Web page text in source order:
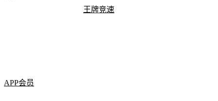
王牌竞速
APP会员